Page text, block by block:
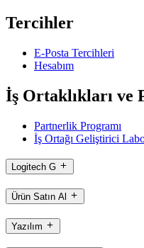
Tercihler
E-Posta Tercihleri
Hesabım
İş Ortaklıkları ve
Partnerlik Programı
İş Ortağı Geliştirici
Logitech G
Ürün Satın Al
Yazılım